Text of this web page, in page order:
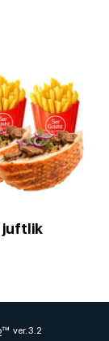
juftlik
ver. 3.2